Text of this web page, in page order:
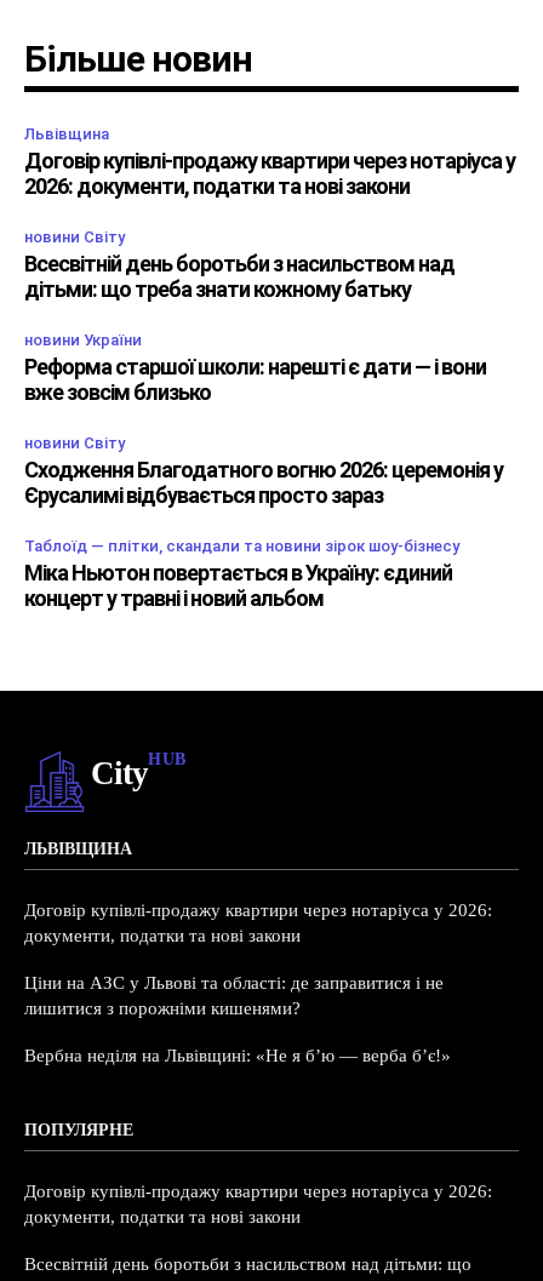
Більше новин
Львівщина
Договір купівлі-продажу квартири через нотаріуса у
2026: документи, податки та нові закони
новини Світу
Всесвітній день боротьби з насильством над
дітьми: що треба знати кожному батьку
новини України
Реформа старшої школи: нарешті є дати — і вони
вже зовсім близько
новини Світу
Сходження Благодатного вогню 2026: церемонія у
Єрусалимі відбувається просто зараз
Таблоїд — плітки, скандали та новини зірок шоу-бізнесу
Міка Ньютон повертається в Україну: єдиний
концерт у травні і новий альбом
CityHUB
ЛЬВІВЩИНА
Договір купівлі-продажу квартири через нотаріуса у 2026:
документи, податки та нові закони
Ціни на АЗС у Львові та області: де заправитися і не
лишитися з порожніми кишенями?
Вербна неділя на Львівщині: «Не я б’ю — верба б’є!»
ПОПУЛЯРНЕ
Договір купівлі-продажу квартири через нотаріуса у 2026:
документи, податки та нові закони
Всесвітній день боротьби з насильством над дітьми: що